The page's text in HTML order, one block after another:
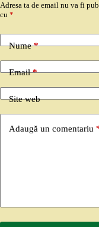
Adresa ta de email nu va fi
cu *
Nume*
Email*
Site web
Adaugă un comentariu